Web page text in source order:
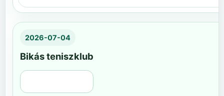
2026-07-04
Bikás teniszklub